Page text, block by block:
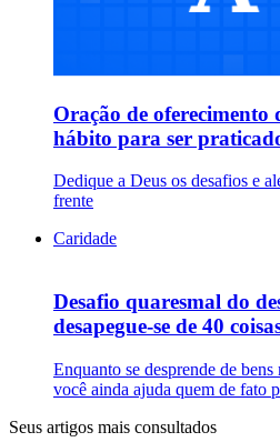
Oração de
hábito para ser
Dedique a Deus os desafios e
frente
Caridade
Desafio quaresmal do
desapegue-se de 40
Enquanto se desprende de
você ainda ajuda quem de fato
Seus artigos mais consultados